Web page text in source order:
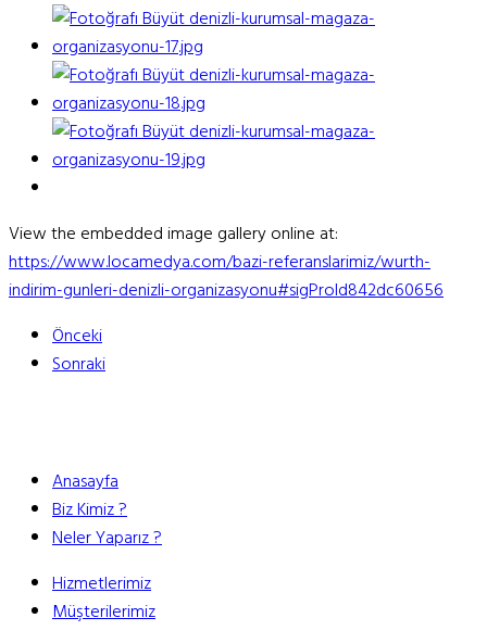
View the embedded image gallery online at:
https://www.locamedya.com/bazi-referanslarimiz/wurth-
indirim-gunleri-denizli-organizasyonu#sigProId842dc60656
Önceki
Sonraki
Anasayfa
Biz Kimiz ?
Neler Yaparız ?
Hizmetlerimiz
Müşterilerimiz